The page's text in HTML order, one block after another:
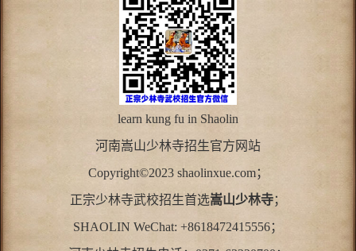
learn kung fu in Shaolin
河南嵩山少林寺招生官方网站
Copyright©2023 shaolinxue.com；
正宗少林寺武校招生首选嵩山少林寺；
SHAOLIN WeChat: +8618472415556；